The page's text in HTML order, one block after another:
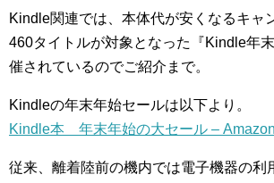
Kindle関連では、本体代が安くなるキャ
460タイトルが対象となった『Kindle年
催されているのでご紹介まで。
Kindleの年末年始セールは以下より。
Kindle本 年末年始の大セール – Amazon
従来、離着陸前の機内では電子機器の利